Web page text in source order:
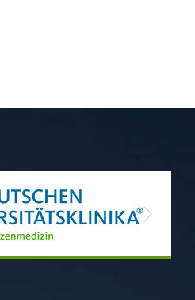
Next